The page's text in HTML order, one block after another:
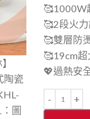
🥰1000W
🥰2段火
🥰雙層防
🥰19cm
💖過熱安